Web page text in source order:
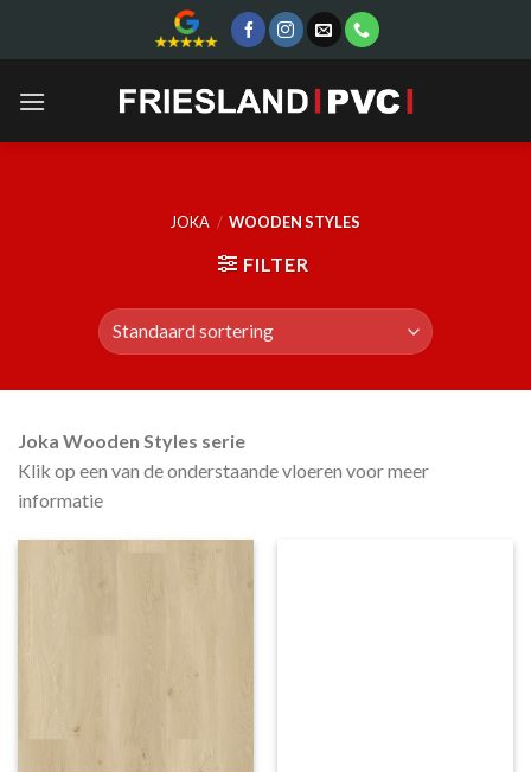
JOKA / WOODEN STYLES
FILTER
Joka Wooden Styles serie
Klik op een van de onderstaande vloeren voor meer
informatie